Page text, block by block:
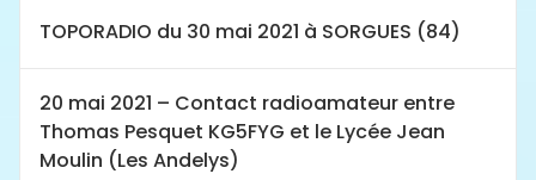
TOPORADIO du 30 mai 2021 à SORGUES (84)
20 mai 2021 – Contact radioamateur entre
Thomas Pesquet KG5FYG et le Lycée Jean
Moulin (Les Andelys)